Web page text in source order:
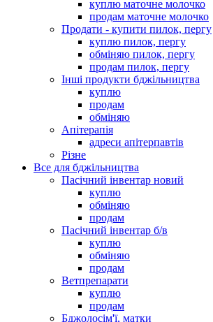
куплю маточне молочко
продам маточне молочко
Продати - купити пилок, пергу
куплю пилок, пергу
обміняю пилок, пергу
продам пилок, пергу
Інші продукти бджільництва
куплю
продам
обміняю
Апітерапія
адреси апітерпавтів
Різне
Все для бджільництва
Пасічний інвентар новий
куплю
обміняю
продам
Пасічний інвентар б/в
куплю
обміняю
продам
Ветпрепарати
куплю
продам
Бджолосім'ї, матки